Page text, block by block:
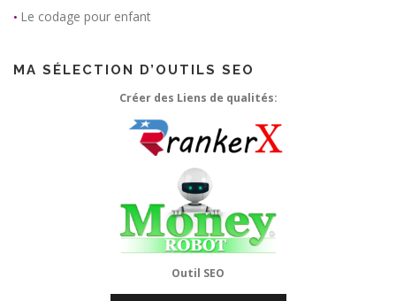
• Le codage pour enfant
MA SÉLECTION D’OUTILS SEO
Créer des Liens de qualités:
Outil SEO